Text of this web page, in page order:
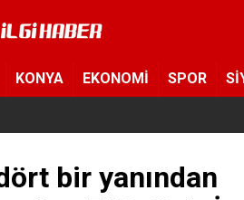
KONYA EKONOMİ SPOR
Toplu taşıma araçları tek tek denetleniyor
bir yanından